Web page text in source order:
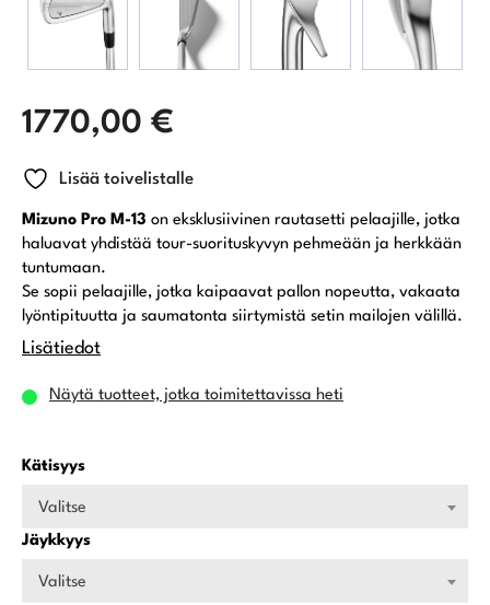
1770,00 €
Lisää toivelistalle
Mizuno Pro M-13 on eksklusiivinen rautasetti pelaajille, jotka
haluavat yhdistää tour-suorituskyvyn pehmeään ja herkkään
tuntumaan.
Se sopii pelaajille, jotka kaipaavat pallon nopeutta, vakaata
lyöntipituutta ja saumatonta siirtymistä setin mailojen välillä.
Lisätiedot
Näytä tuotteet, jotka toimitettavissa heti
Kätisyys
Valitse
Jäykkyys
Valitse